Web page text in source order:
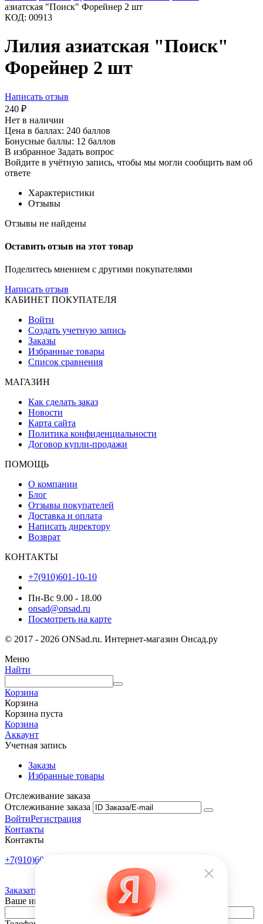
азиатская "Поиск" Форейнер 2 шт
КОД: 00913
Лилия азиатская "Поиск"
Форейнер 2 шт
Написать отзыв
240 ₽
Нет в наличии
Цена в баллах: 240 баллов
Бонусные баллы: 12 баллов
В избранное Задать вопрос
Войдите в учётную запись, чтобы мы могли сообщить вам об
ответе
Характеристики
Отзывы
Отзывы не найдены
Оставить отзыв на этот товар
Поделитесь мнением с другими покупателями
Написать отзыв
КАБИНЕТ ПОКУПАТЕЛЯ
Войти
Создать учетную запись
Заказы
Избранные товары
Список сравнения
МАГАЗИН
Как сделать заказ
Новости
Карта сайта
Политика конфиденциальности
Договор купли-продажи
ПОМОЩЬ
О компании
Блог
Отзывы покупателей
Доставка и оплата
Написать директору
Возврат
КОНТАКТЫ
+7(910)601-10-10
Пн-Вс 9.00 - 18.00
onsad@onsad.ru
Посмотреть на карте
© 2017 - 2026 ONSad.ru. Интернет-магазин Онсад.ру
Меню
Найти
Корзина
Корзина
Корзина пуста
Корзина
Аккаунт
Учетная запись
Заказы
Избранные товары
Отслеживание заказа
Отслеживание заказа
ВойтиРегистрация
Контакты
Контакты
+7(910)601-10-10
Заказать обратный звонок
Ваше имя